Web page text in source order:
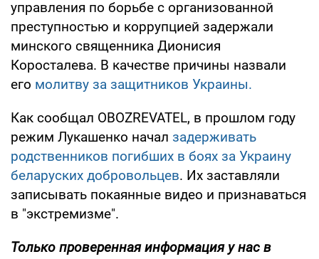
управления по борьбе с организованной
преступностью и коррупцией задержали
минского священника Дионисия
Коросталева. В качестве причины назвали
его молитву за защитников Украины.
Как сообщал OBOZREVATEL, в прошлом году
режим Лукашенко начал задерживать
родственников погибших в боях за Украину
беларуских добровольцев. Их заставляли
записывать покаянные видео и признаваться
в "экстремизме".
Только проверенная информация у нас в